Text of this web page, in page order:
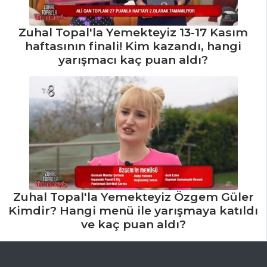
Fırında Patatesli
Hamsi Tarifi, Nasıl
Yapılır?
Balık Yemekleri
Tüm Tarifleri
SEBZE
YEMEKLERI
Mantarlı Ispanak
Rulo Tarifi, Nasıl
Yapılır?
Portakallı
Kereviz Tarifi, Nasıl
Zuhal Topal'la Yemekteyiz 13-17 Kasım
haftasının finali! Kim kazandı, hangi
yarışmacı kaç puan aldı?
Zuhal Topal'la Yemekteyiz Özgem Güler
Kimdir? Hangi menü ile yarışmaya katıldı
ve kaç puan aldı?